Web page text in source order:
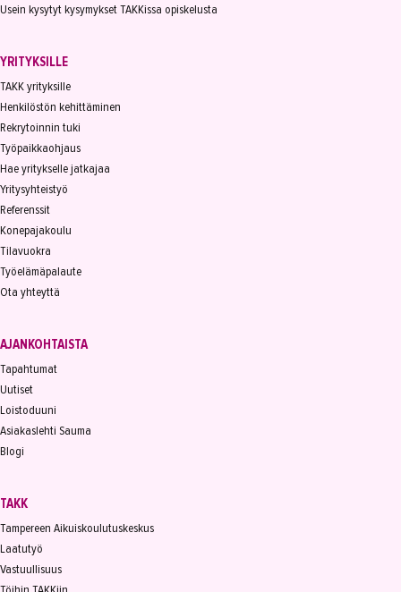
Usein kysytyt kysymykset TAKKissa opiskelusta
YRITYKSILLE
TAKK yrityksille
Henkilöstön kehittäminen
Rekrytoinnin tuki
Työpaikkaohjaus
Hae yritykselle jatkajaa
Yritysyhteistyö
Referenssit
Konepajakoulu
Tilavuokra
Työelämäpalaute
Ota yhteyttä
AJANKOHTAISTA
Tapahtumat
Uutiset
Loistoduuni
Asiakaslehti Sauma
Blogi
TAKK
Tampereen Aikuiskoulutuskeskus
Laatutyö
Vastuullisuus